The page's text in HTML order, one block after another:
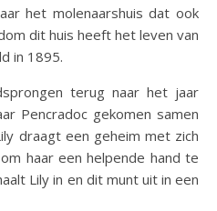
het molenaarshuis dat ook
dit huis heeft het leven van
in 1895.
terug naar het jaar
Pencradoc gekomen samen
draagt een geheim met zich
haar een helpende hand te
Lily in en dit munt uit in een